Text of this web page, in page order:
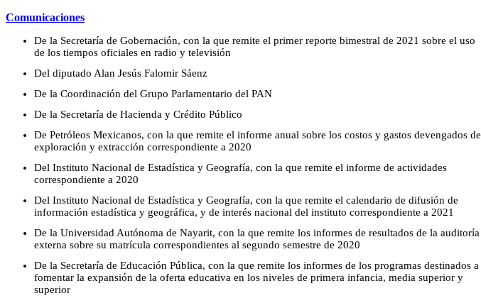
Comunicaciones
De la Secretaría de Gobernación, con la que remite el primer reporte bimestral de 2021 sobre el uso
de los tiempos oficiales en radio y televisión
Del diputado Alan Jesús Falomir Sáenz
De la Coordinación del Grupo Parlamentario del PAN
De la Secretaría de Hacienda y Crédito Público
De Petróleos Mexicanos, con la que remite el informe anual sobre los costos y gastos devengados de
exploración y extracción correspondiente a 2020
Del Instituto Nacional de Estadística y Geografía, con la que remite el informe de actividades
correspondiente a 2020
Del Instituto Nacional de Estadística y Geografía, con la que remite el calendario de difusión de
información estadística y geográfica, y de interés nacional del instituto correspondiente a 2021
De la Universidad Autónoma de Nayarit, con la que remite los informes de resultados de la auditoría
externa sobre su matrícula correspondientes al segundo semestre de 2020
De la Secretaría de Educación Pública, con la que remite los informes de los programas destinados a
fomentar la expansión de la oferta educativa en los niveles de primera infancia, media superior y
superior